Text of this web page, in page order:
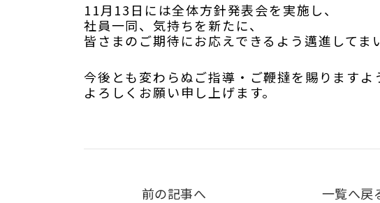
11月13日には全体方針発表会を実施し、
社員一同、気持ちを新たに、
皆さまのご期待にお応えできるよう邁進してま
今後とも変わらぬご指導・ご鞭撻を賜りますよ
よろしくお願い申し上げます。
前の記事へ 一覧へ戻